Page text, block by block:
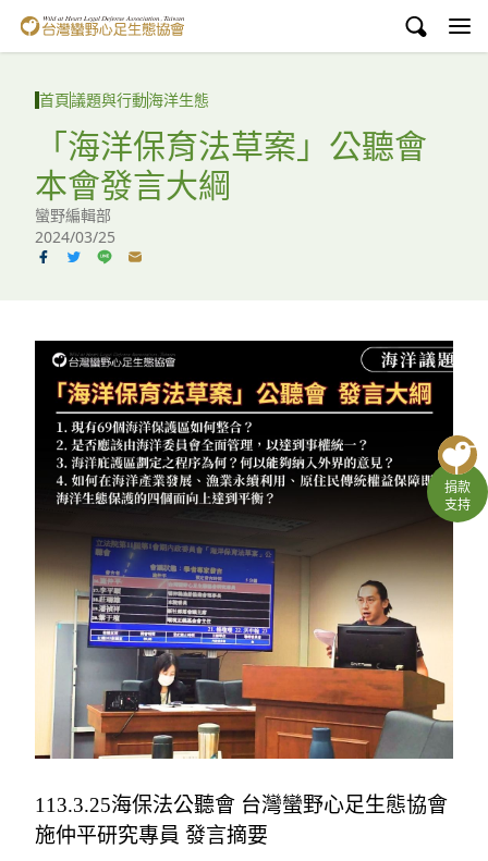
台灣蠻野心足生態協會
議題與行動
環境教育
白海豚媽祖宮
English
YouTube
捐款
支持
首頁議題與行動海洋生態
「海洋保育法草案」公聽會
本會發言大綱
蠻野編輯部
2024/03/25
113.3.25海保法公聽會 台灣蠻野心足生態協會
施仲平研究專員 發言摘要